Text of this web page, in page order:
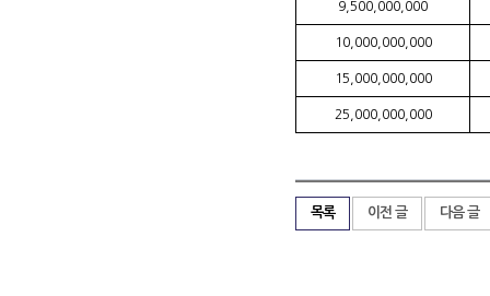
9,500,000,000
10,000,000,000
15,000,000,000
25,000,000,000
목록 이전 글 다음 글